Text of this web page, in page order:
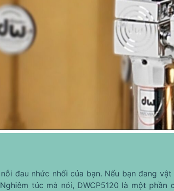
đau nhức nhối của bạn. Nếu bạn đang
túc mà nói, DWCP5120 là một phần